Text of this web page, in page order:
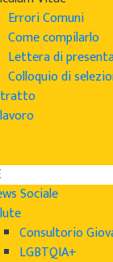
Errori Comuni
Come compilarlo
Lettera di
Colloquio di
Sociale
Consultorio
LGBTQIA+